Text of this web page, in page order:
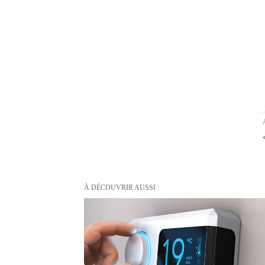
À DÉCOUVRIR AUSSI :